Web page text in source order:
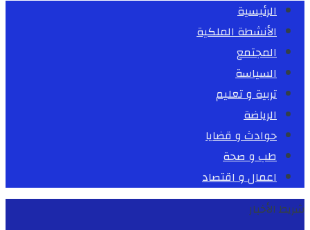
الرئيسية
الأنشطة الملكية
المجتمع
السياسة
تربية و تعليم
الرياضة
حوادث و قضايا
طب و صحة
اعمال و اقتصاد
شريط الأخبار